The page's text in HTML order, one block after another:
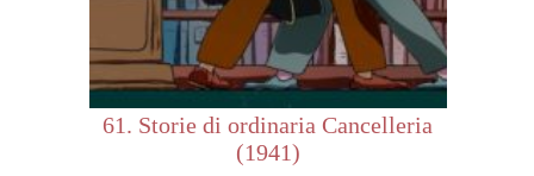
61. Storie di ordinaria Cancelleria
(1941)